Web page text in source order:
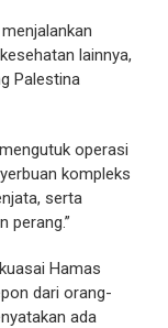
lainnya,
Palestina
operasi
kompleks
serta
perang.”
Hamas
dari orang-
ada